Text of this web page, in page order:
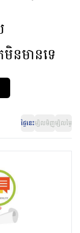
នមានទេ
ថ្ងៃនេះម្សិលមិញម្សិលម្ងៃ